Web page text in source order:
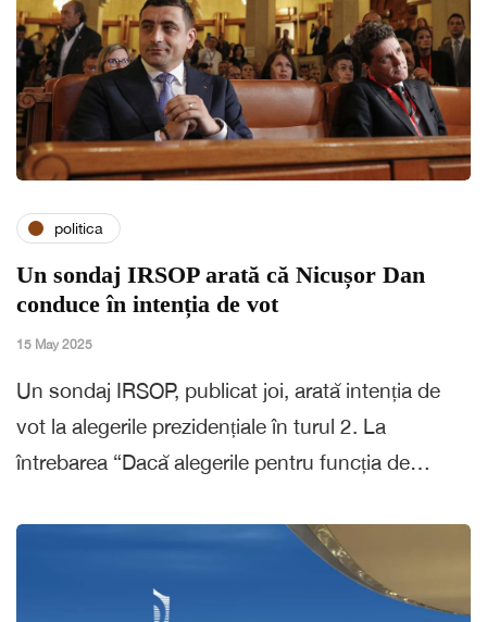
politica
Un sondaj IRSOP arată că Nicușor Dan
conduce în intenția de vot
15 May 2025
Un sondaj IRSOP, publicat joi, arată intenția de
vot la alegerile prezidențiale în turul 2. La
întrebarea “Dacă alegerile pentru funcția de…